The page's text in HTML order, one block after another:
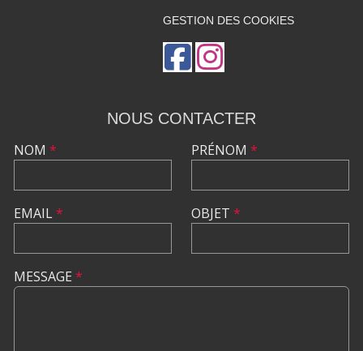
GESTION DES COOKIES
NOUS CONTACTER
NOM *
EMAIL*
PRÉNOM *
OBJET *
MESSAGE *